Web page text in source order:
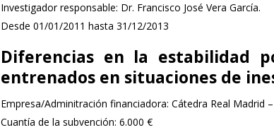
Investigador responsable: Dr. Francisco José Vera García.
Desde 01/01/2011 hasta 31/12/2013
Diferencias en la estabilidad
entrenados en situaciones de
Empresa/Adminitración financiadora: Cátedra Real Madrid
Cuantía de la subvención: 6.000 €